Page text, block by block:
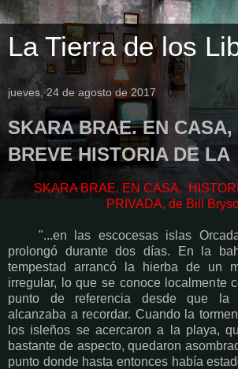
La Tierra de los
jueves, 24 de agosto de 2017
SKARA BRAE. EN CASA,
BREVE HISTORIA DE LA
SKARA BRAE. EN CASA,
PRIVADA, de Bill
"...en las escocesas islas
prolongó durante dos días. En la
tempestad arrancó la hierba de un
irregular, lo que se conoce localmente
punto de referencia desde que la
alcanzaba a recordar. Cuando la
los isleños se acercaron a la playa,
bastante de aspecto, quedaron
punto donde hasta entonces había